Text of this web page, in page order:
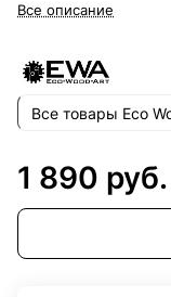
Все описание
Все товары Eco
1 890 руб.